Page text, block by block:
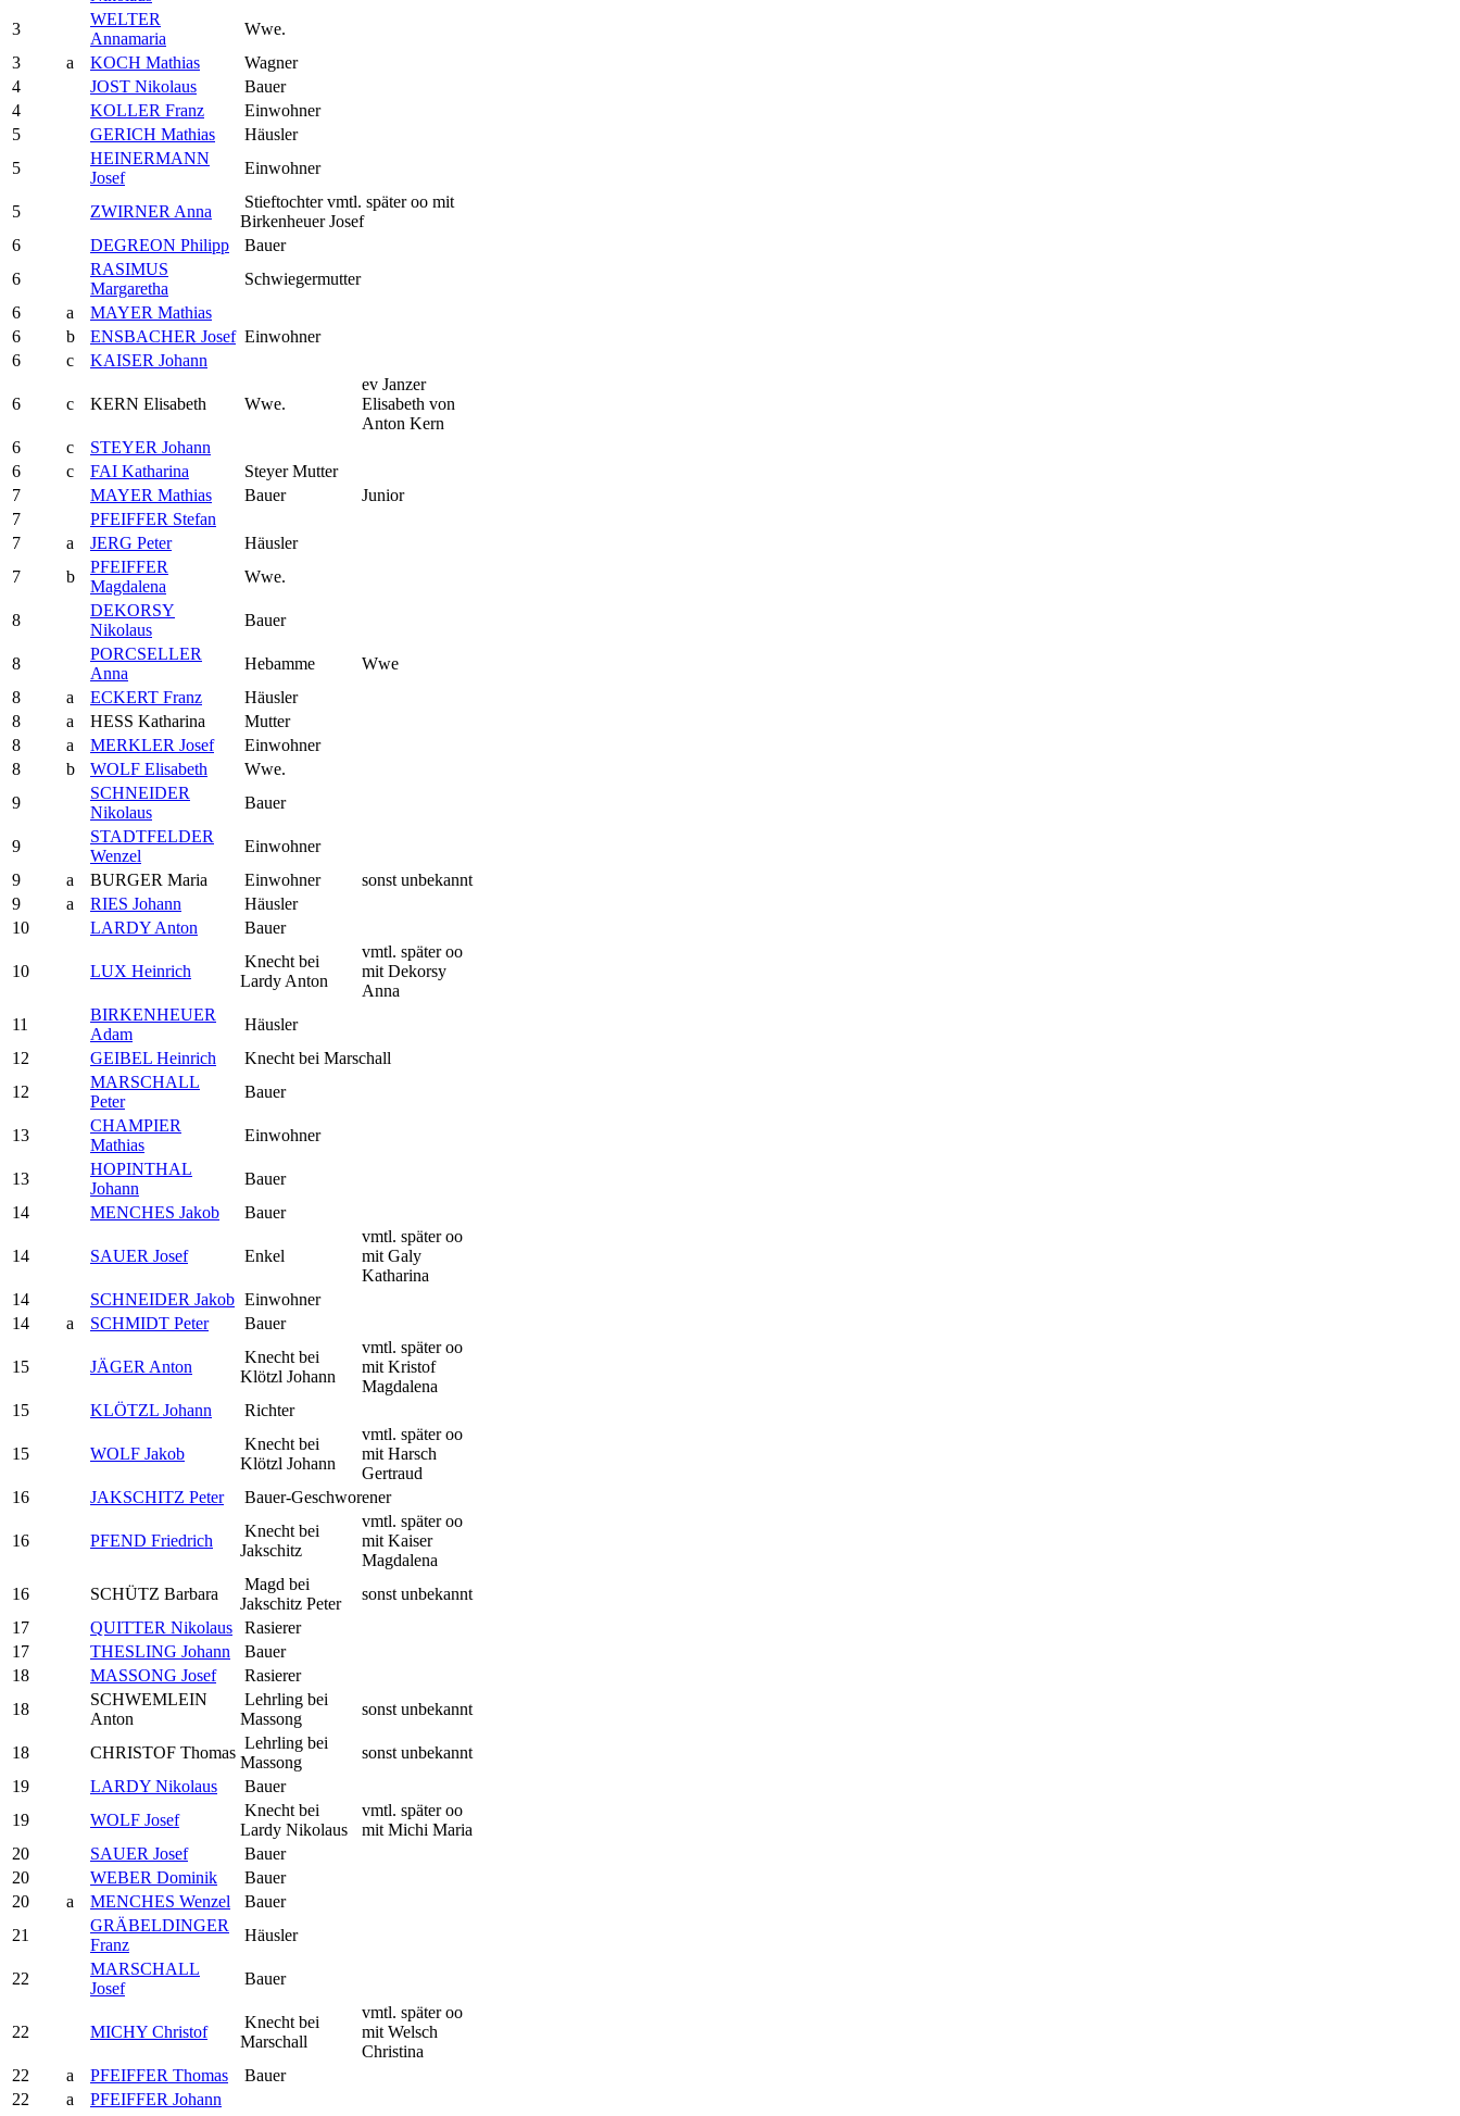
3
WELTER
Annamaria
Wwe.
3
a KOCH Mathias
Wagner
4
JOST Nikolaus
Bauer
4
KOLLER Franz
Einwohner
5
GERICH Mathias
Häusler
5
HEINERMANN
Josef
Einwohner
5 ZWIRNER Anna
Stieftochter vmtl. später oo mit
Birkenheuer Josef
6
DEGREON Philipp
Bauer
6
RASIMUS
Margaretha
Schwiegermutter
6
a
MAYER Mathias
6
b ENSBACHER Josef Einwohner
6
c KAISER Johann
6 c KERN Elisabeth Wwe.
ev Janzer
Elisabeth von
Anton Kern
6
c
STEYER Johann
6
c FAI Katharina
Steyer Mutter
7
MAYER Mathias Bauer
Junior
7
PFEIFFER Stefan
7
a JERG Peter
Häusler
7
b
PFEIFFER
Magdalena
Wwe.
8
DEKORSY
Nikolaus
Bauer
8
PORCSELLER
Anna
Hebamme
Wwe
8
a ECKERT Franz
Häusler
8
a HESS Katharina
Mutter
8
a MERKLER Josef
Einwohner
8
b WOLF Elisabeth
Wwe.
9
SCHNEIDER
Nikolaus
Bauer
9
STADTFELDER
Wenzel
Einwohner
9
a BURGER Maria Einwohner
sonst unbekannt
9
a RIES Johann
Häusler
10
LARDY Anton Bauer
10 LUX Heinrich
Knecht bei
Lardy Anton
vmtl. später oo
mit Dekorsy
Anna
11
BIRKENHEUER
Adam
Häusler
12
GEIBEL Heinrich
Knecht bei Marschall
12
MARSCHALL
Peter
Bauer
13
CHAMPIER
Mathias
Einwohner
13
HOPINTHAL
Johann
Bauer
14
MENCHES Jakob Bauer
14 SAUER Josef Enkel
vmtl. später oo
mit Galy
Katharina
14
SCHNEIDER Jakob Einwohner
14
a SCHMIDT Peter Bauer
15 JÄGER Anton
Knecht bei
Klötzl Johann
vmtl. später oo
mit Kristof
Magdalena
15
KLÖTZL Johann Richter
15 WOLF Jakob
Knecht bei
Klötzl Johann
vmtl. später oo
mit Harsch
Gertraud
16
JAKSCHITZ Peter Bauer-Geschworener
16 PFEND Friedrich
Knecht bei
Jakschitz
vmtl. später oo
mit Kaiser
Magdalena
16
SCHÜTZ Barbara
Magd bei
Jakschitz Peter
sonst unbekannt
17
QUITTER Nikolaus
Rasierer
17
THESLING Johann
Bauer
18
MASSONG Josef
Rasierer
18
SCHWEMLEIN
Anton
Lehrling bei
Massong
sonst unbekannt
18 CHRISTOF Thomas
Lehrling bei
Massong
sonst unbekannt
19
LARDY Nikolaus
Bauer
19
WOLF Josef
Knecht bei
Lardy Nikolaus
vmtl. später oo
mit Michi Maria
20
SAUER Josef
Bauer
20
WEBER Dominik
Bauer
20
a MENCHES Wenzel
Bauer
21
GRÄBELDINGER
Franz
Häusler
22
MARSCHALL
Josef
Bauer
22 MICHY Christof
Knecht bei
Marschall
vmtl. später oo
mit Welsch
Christina
22
a PFEIFFER Thomas
Bauer
22
a
PFEIFFER Johann